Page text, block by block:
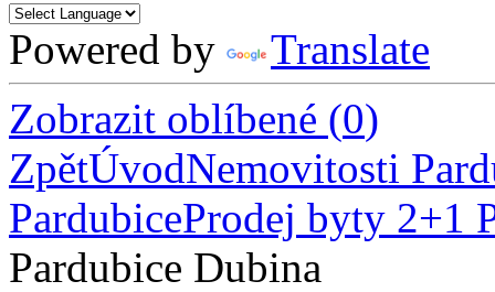
Powered by
Translate
Zobrazit oblíbené (0)
ZpětÚvodNemovitosti
PardubiceProdej byty 2+1
Pardubice Dubina